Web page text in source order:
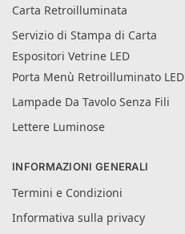
Carta Retroilluminata
Servizio di Stampa di Carta
Espositori Vetrine LED
Porta Menù Retroilluminato LED
Lampade Da Tavolo Senza Fili
Lettere Luminose
INFORMAZIONI GENERALI
Termini e Condizioni
Informativa sulla privacy